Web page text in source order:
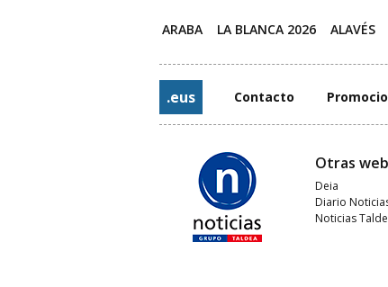
ARABA LA BLANCA 2026 ALAVÉS
.eus Contacto
Otras
Deia
Diario
Noticias